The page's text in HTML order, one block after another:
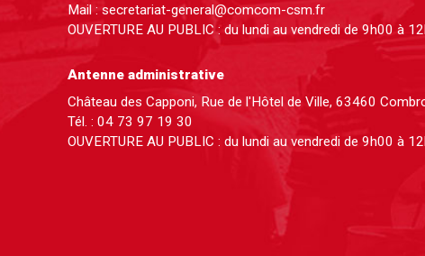
Mail : secretariat-general@comcom-csm.fr
OUVERTURE AU PUBLIC : du lundi au vendredi de 9h00 à
Antenne administrative
Château des Capponi, Rue de l'Hôtel de Ville, 63460
Tél. : 04 73 97 19 30
OUVERTURE AU PUBLIC : du lundi au vendredi de 9h00 à